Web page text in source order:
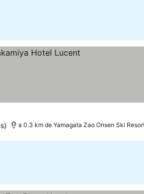
a 0.3 km de Yamagata Zao Onsen Ski